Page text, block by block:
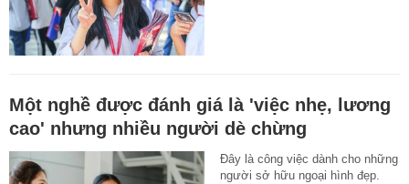
Một nghề được đánh giá là 'việc nhẹ, lương
cao' nhưng nhiều người dè chừng
Đây là công việc dành cho những
người sở hữu ngoại hình đẹp.